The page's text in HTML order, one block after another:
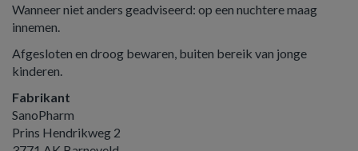
Wanneer niet anders geadviseerd: op een nuchtere maag
innemen.
Afgesloten en droog bewaren, buiten bereik van jonge
kinderen.
Fabrikant
SanoPharm
Prins Hendrikweg 2